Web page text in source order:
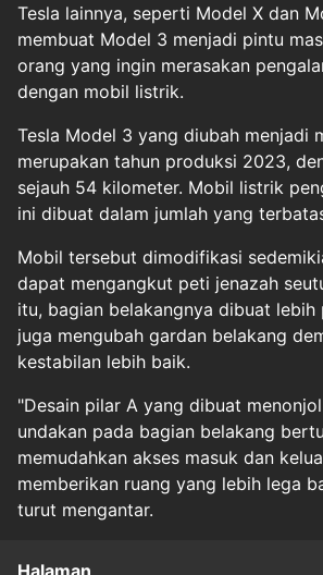
Tesla lainnya, seperti Model X dan
membuat Model 3 menjadi pintu
orang yang ingin merasakan
dengan mobil listrik.
Tesla Model 3 yang diubah menjadi
merupakan tahun produksi 2023,
sejauh 54 kilometer. Mobil listrik
ini dibuat dalam jumlah yang
Mobil tersebut dimodifikasi
dapat mengangkut peti jenazah
itu, bagian belakangnya dibuat lebih
juga mengubah gardan belakang
kestabilan lebih baik.
"Desain pilar A yang dibuat
undakan pada bagian belakang
memudahkan akses masuk dan
memberikan ruang yang lebih lega
turut mengantar.
Halaman